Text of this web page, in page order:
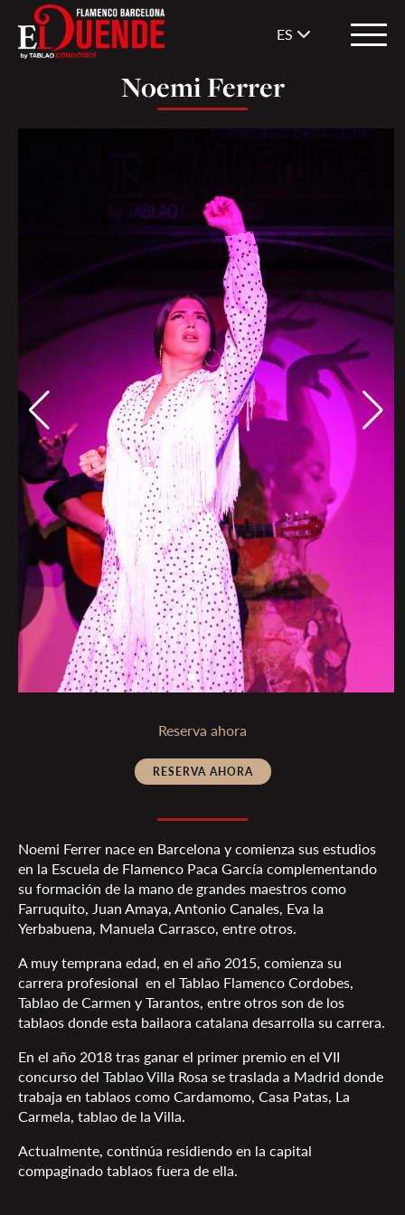
ES
Noemi Ferrer
Reserva ahora
RESERVA AHORA
Noemi Ferrer nace en Barcelona y comienza sus estudios
en la Escuela de Flamenco Paca García complementando
su formación de la mano de grandes maestros como
Farruquito, Juan Amaya, Antonio Canales, Eva la
Yerbabuena, Manuela Carrasco, entre otros.
A muy temprana edad, en el año 2015, comienza su
carrera profesional en el Tablao Flamenco Cordobes,
Tablao de Carmen y Tarantos, entre otros son de los
tablaos donde esta bailaora catalana desarrolla su carrera.
En el año 2018 tras ganar el primer premio en el VII
concurso del Tablao Villa Rosa se traslada a Madrid donde
trabaja en tablaos como Cardamomo, Casa Patas, La
Carmela, tablao de la Villa.
Actualmente, continúa residiendo en la capital
compaginado tablaos fuera de ella.